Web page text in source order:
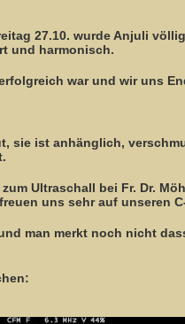
27.10. wurde Anjuli
und harmonisch.
war und wir uns
sie ist anhänglich,
Ultraschall bei Fr. Dr.
uns sehr auf unseren
man merkt noch nicht